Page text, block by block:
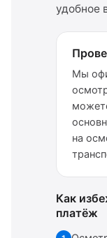
удобное
Мы
на
Как
платёж